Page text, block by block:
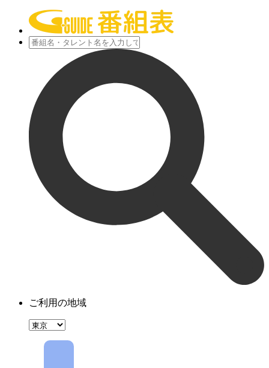
ご利用の地域